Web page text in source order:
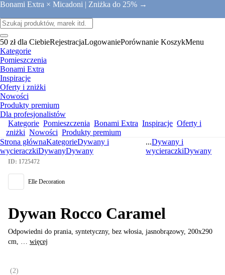
Bonami Extra × Micadoni | Zniżka do 25% →
50 zł dla CiebieRejestracjaLogowaniePorównanie KoszykMenu
Kategorie
Pomieszczenia
Bonami Extra
Inspiracje
Oferty i zniżki
Nowości
Produkty premium
Dla profesjonalistów
Kategorie Pomieszczenia Bonami Extra Inspiracje Oferty i
zniżki Nowości Produkty premium
Strona głównaKategorieDywany i
wycieraczkiDywanyDywany
...Dywany i
wycieraczkiDywany
ID: 1725472
Elle Decoration
Dywan Rocco Caramel
Odpowiedni do prania, syntetyczny, bez włosia, jasnobrązowy, 200x290
cm, … więcej
(2)